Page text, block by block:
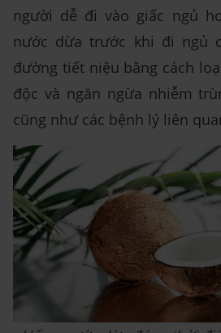
người dễ đi vào giấc ngủ
nước dừa trước khi đi ngủ
đường tiết niệu bằng cách
độc và ngăn ngừa nhiễm
cũng như các bệnh lý liên